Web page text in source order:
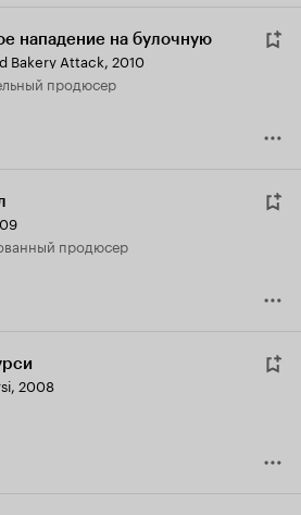
нападение на булочную
Bakery Attack, 2010
продюсер
продюсер
, 2008